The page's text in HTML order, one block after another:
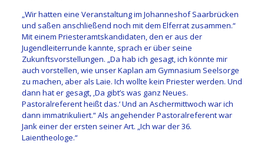
„Wir hatten eine Veranstaltung im Johanneshof Saarbrücken
und saßen anschließend noch mit dem Elferrat zusammen.“
Mit einem Priesteramtskandidaten, den er aus der
Jugendleiterrunde kannte, sprach er über seine
Zukunftsvorstellungen. „Da hab ich gesagt, ich könnte mir
auch vorstellen, wie unser Kaplan am Gymnasium Seelsorge
zu machen, aber als Laie. Ich wollte kein Priester werden. Und
dann hat er gesagt, ‚Da gibt’s was ganz Neues.
Pastoralreferent heißt das.‘ Und an Aschermittwoch war ich
dann immatrikuliert.“ Als angehender Pastoralreferent war
Jank einer der ersten seiner Art. „Ich war der 36.
Laientheologe.“